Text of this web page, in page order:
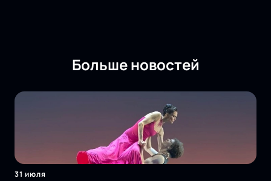
Больше новостей
31 июля